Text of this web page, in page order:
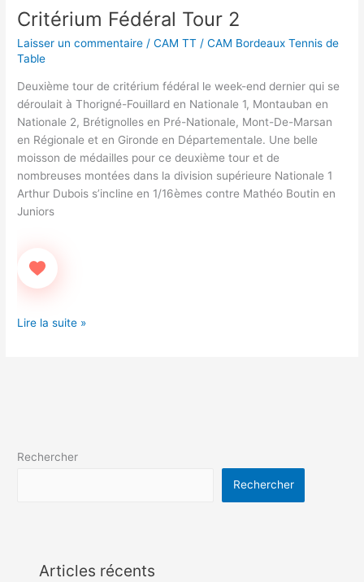
Critérium Fédéral Tour 2
Laisser un commentaire /CAM TT /CAM Bordeaux Tennis de
Table
Deuxième tour de critérium fédéral le week-end dernier qui se
déroulait à Thorigné-Fouillard en Nationale 1, Montauban en
Nationale 2, Brétignolles en Pré-Nationale, Mont-De-Marsan
en Régionale et en Gironde en Départementale. Une belle
moisson de médailles pour ce deuxième tour et de
nombreuses montées dans la division supérieure Nationale 1
Arthur Dubois s’incline en 1/16èmes contre Mathéo Boutin en
Juniors
Tour
Lire la suite »
Rechercher
Rechercher
Articles récents